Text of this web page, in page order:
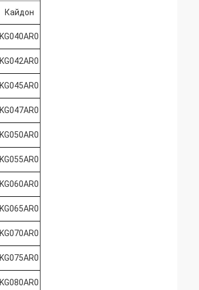
Кайдон
KG040AR0
KG042AR0
KG045AR0
KG047AR0
KG050AR0
KG055AR0
KG060AR0
KG065AR0
KG070AR0
KG075AR0
KG080AR0